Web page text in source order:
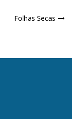
Folhas Secas